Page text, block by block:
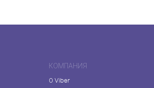
КОМПАНИЯ
О Viber